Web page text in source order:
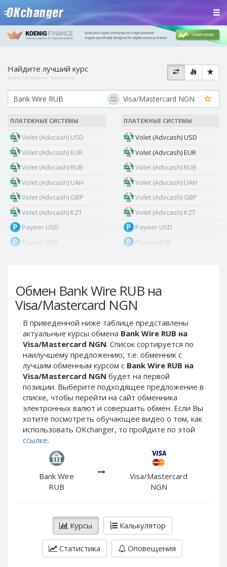
Обмен Bank Wire RUB на
Visa/Mastercard NGN
В приведенной ниже таблице представлены
актуальные курсы обмена Bank Wire RUB на
Visa/Mastercard NGN. Список сортируется по
наилучшему предложению, т.е. обменник с
лучшим обменным курсом с Bank Wire RUB на
Visa/Mastercard NGN будет на первой
позиции. Выберите подходящее предложение в
списке, чтобы перейти на сайт обменника
электронных валют и совершить обмен. Если Вы
хотите посмотреть обучающее видео о том, как
использовать OKchanger, то пройдите по этой
ссылке.
Bank Wire
RUB
Visa/Mastercard
NGN
Курсы Калькулятор
Статистика Оповещения
Найдите лучший курс
Курсы обновлены: только что
ПЛАТЕЖНЫЕ СИСТЕМЫ
Volet (Advcash) USD
Volet (Advcash) EUR
Volet (Advcash) RUB
Volet (Advcash) UAH
Volet (Advcash) GBP
Volet (Advcash) KZT
Payeer USD
Payeer EUR
Payeer Tether ERC20
(USDT)
Payeer UAH
ЮMoney RUB
ЮMoney KZT
PayPal USD
PayPal EUR
PayPal GBP
PayPal CAD
PayPal AUD
PayPal RUB
PayPal CZK
PayPal DKK
PayPal HKD
PayPal JPY
PayPal NOK
PayPal PLN
PayPal SGD
ПЛАТЕЖНЫЕ СИСТЕМЫ
Volet (Advcash) USD
Volet (Advcash) EUR
Volet (Advcash) RUB
Volet (Advcash) UAH
Volet (Advcash) GBP
Volet (Advcash) KZT
Payeer USD
Payeer EUR
Payeer Tether ERC20
(USDT)
Payeer UAH
ЮMoney RUB
ЮMoney KZT
PayPal USD
PayPal EUR
PayPal GBP
PayPal CAD
PayPal AUD
PayPal RUB
PayPal DKK
PayPal HKD
PayPal JPY
PayPal NOK
PayPal PLN
PayPal SGD